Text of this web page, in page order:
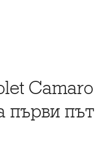
Camaro
първи път